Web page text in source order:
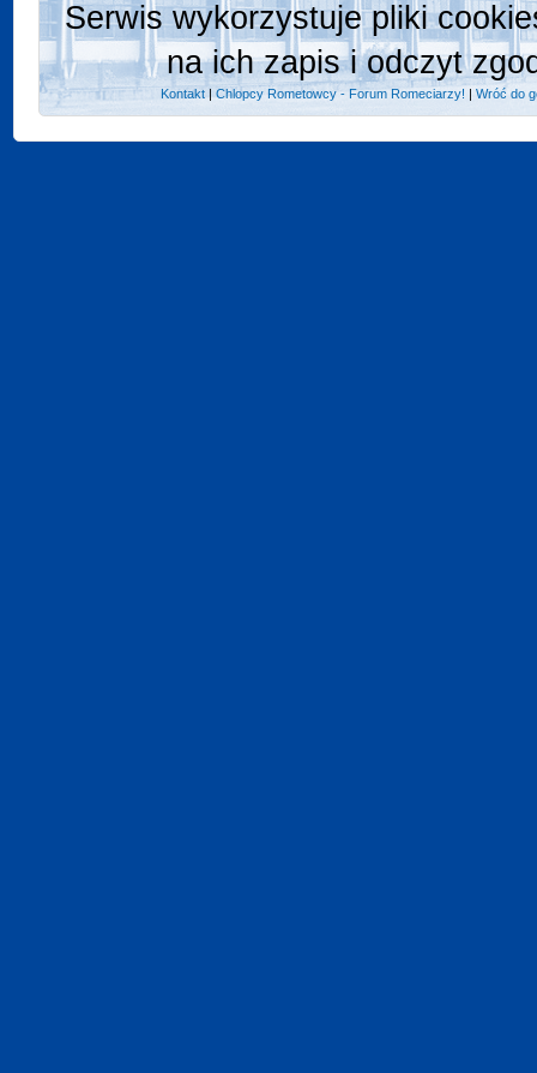
Serwis wykorzystuje pliki
na ich zapis i odczyt
Kontakt |Chlopcy Rometowcy - Forum Romeciarzy! |Wróć do